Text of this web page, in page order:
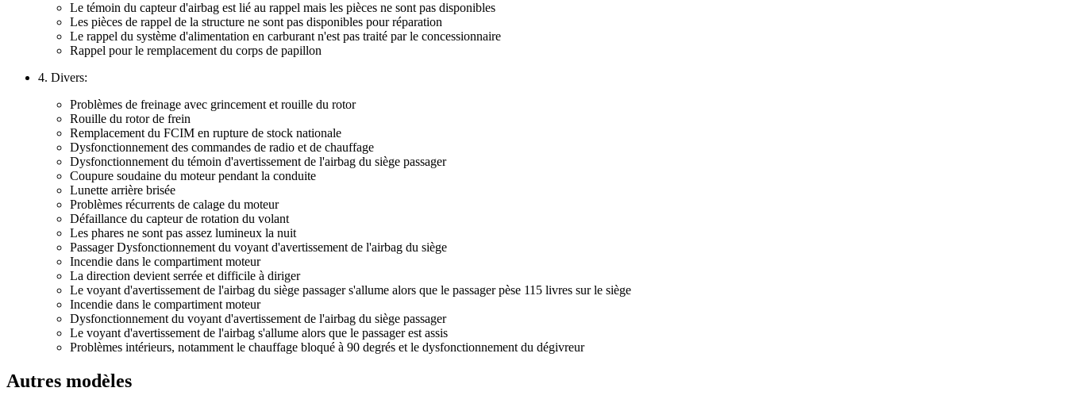
Le témoin du capteur d'airbag est lié au rappel mais les pièces ne sont pas disponibles
Les pièces de rappel de la structure ne sont pas disponibles pour réparation
Le rappel du système d'alimentation en carburant n'est pas traité par le concessionnaire
Rappel pour le remplacement du corps de papillon
4. Divers:
Problèmes de freinage avec grincement et rouille du rotor
Rouille du rotor de frein
Remplacement du FCIM en rupture de stock nationale
Dysfonctionnement des commandes de radio et de chauffage
Dysfonctionnement du témoin d'avertissement de l'airbag du siège passager
Coupure soudaine du moteur pendant la conduite
Lunette arrière brisée
Problèmes récurrents de calage du moteur
Défaillance du capteur de rotation du volant
Les phares ne sont pas assez lumineux la nuit
Passager Dysfonctionnement du voyant d'avertissement de l'airbag du siège
Incendie dans le compartiment moteur
La direction devient serrée et difficile à diriger
Le voyant d'avertissement de l'airbag du siège passager s'allume alors que le passager pèse 115 livres sur le siège
Incendie dans le compartiment moteur
Dysfonctionnement du voyant d'avertissement de l'airbag du siège passager
Le voyant d'avertissement de l'airbag s'allume alors que le passager est assis
Problèmes intérieurs, notamment le chauffage bloqué à 90 degrés et le dysfonctionnement du dégivreur
Autres modèles